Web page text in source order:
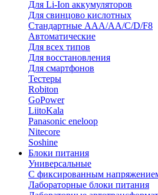
Для Li-Ion аккумуляторов
Для свинцово кислотных
Стандартные ААА/АА/С/D/F8
Автоматические
Для всех типов
Для восстановления
Для смартфонов
Тестеры
Robiton
GoPower
LiitoKala
Panasonic eneloop
Nitecore
Soshine
Блоки питания
Универсальные
C фиксированным
Лабораторные блоки питания